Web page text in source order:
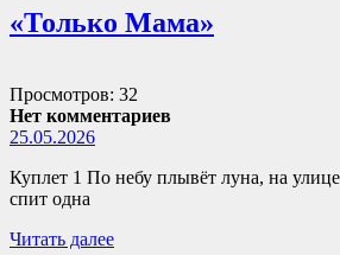
«Только Мама»
Просмотров: 32
Нет комментариев
25.05.2026
Куплет 1 По небу плывёт луна, на
спит одна
Читать далее